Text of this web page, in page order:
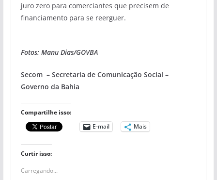
juro zero para comerciantes que precisem de
financiamento para se reerguer.
Fotos: Manu Dias/GOVBA
Secom – Secretaria de Comunicação Social –
Governo da Bahia
Compartilhe isso:
E-mail
Mais
Curtir isso:
Carregando...